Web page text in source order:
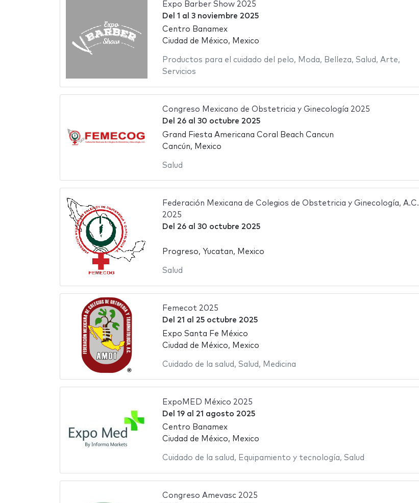
Expo Barber Show 2025
Del 1 al 3 noviembre 2025
Centro Banamex
Ciudad de México, Mexico
Productos para el cuidado del pelo, Moda, Belleza, Salud , Arte,
Servicios
Congreso Mexicano de Obstetricia y Ginecología 2025
Del 26al 30 octubre 2025
Grand Fiesta Americana Coral Beach Cancun
Cancún, Mexico
Salud
Federación Mexicana de Colegios de Obstetricia y Ginecología, A.C.
2025
Del 26al 30 octubre 2025
Progreso, Yucatan, Mexico
Salud
Femecot 2025
Del 21 al 25 octubre 2025
Expo Santa Fe México
Ciudad de México, Mexico
Cuidado de la salud , Salud , Medicina
ExpoMED México 2025
Del 19al 21 agosto 2025
Centro Banamex
Ciudad de México, Mexico
Cuidado de la salud , Equipamiento y tecnología, Salud
Congreso Amevasc 2025